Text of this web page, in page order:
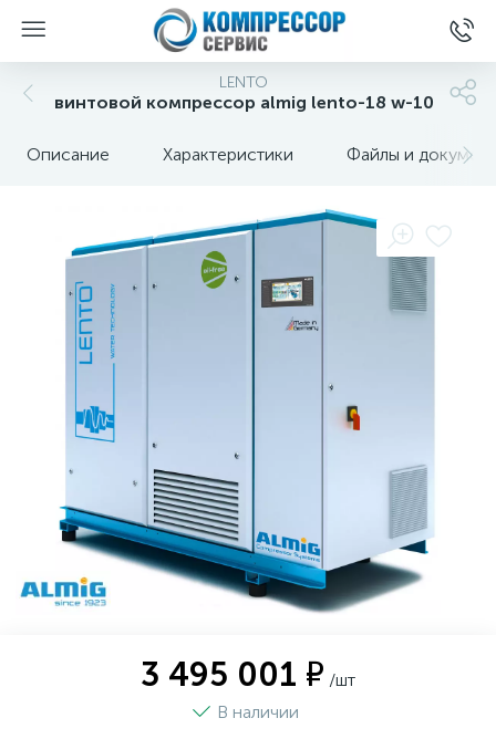
LENTO
винтовой компрессор almig lento-18 w-10
Описание Характеристики Файлы и
3 495 001 ₽ /шт
В наличии